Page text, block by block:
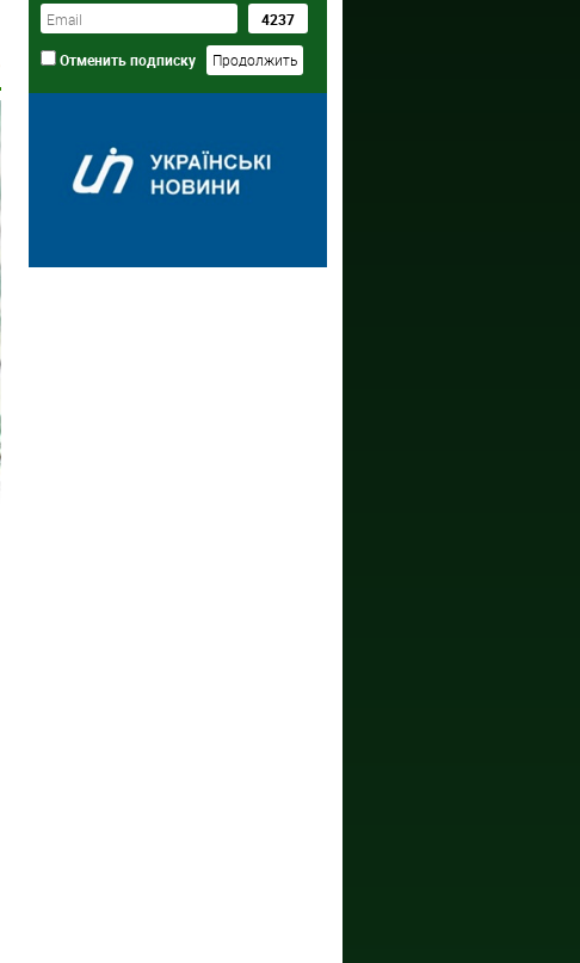
Отменить подписку